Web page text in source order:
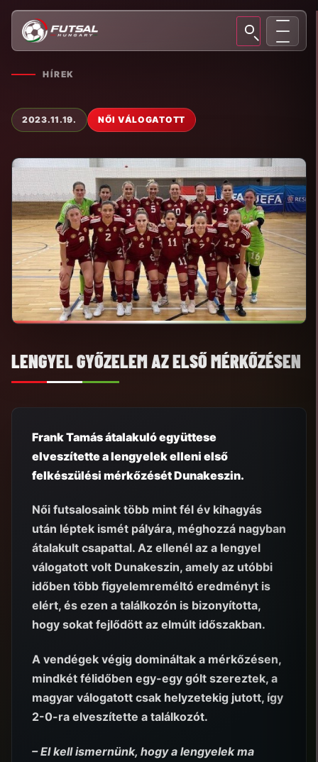
HÍREK
2023.11.19. NŐI VÁLOGATOTT
LENGYEL GYŐZELEM AZ ELSŐ MÉRKŐZÉSEN
Frank Tamás átalakuló együttese
elveszítette a lengyelek elleni első
felkészülési mérkőzését Dunakeszin.
Női futsalosaink több mint fél év kihagyás
után léptek ismét pályára, méghozzá nagyban
átalakult csapattal. Az ellenél az a lengyel
válogatott volt Dunakeszin, amely az utóbbi
időben több figyelemreméltó eredményt is
elért, és ezen a találkozón is bizonyította,
hogy sokat fejlődött az elmúlt időszakban.
A vendégek végig domináltak a mérkőzésen,
mindkét félidőben egy-egy gólt szereztek, a
magyar válogatott csak helyzetekig jutott, így
2-0-ra elveszítette a találkozót.
– El kell ismernünk, hogy a lengyelek ma